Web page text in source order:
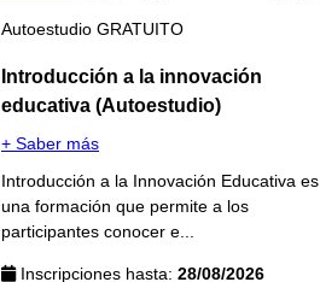
Autoestudio GRATUITO
Introducción a la innovación
educativa (Autoestudio)
+ Saber más
Introducción a la Innovación Educativa es
una formación que permite a los
participantes conocer e...
Inscripciones hasta: 28/08/2026